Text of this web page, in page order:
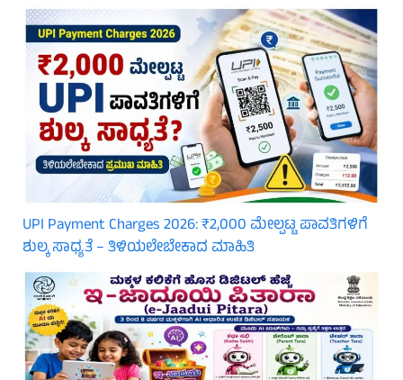
UPI Payment Charges 2026: ₹2,000 ಮೇಲ್ಪಟ್ಟ ಪಾವತಿಗಳಿಗೆ
ಶುಲ್ಕ ಸಾಧ್ಯತೆ – ತಿಳಿಯಲೇಬೇಕಾದ ಮಾಹಿತಿ